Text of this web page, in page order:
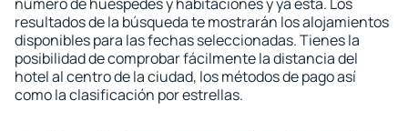
resultados de la búsqueda te mostrarán los alojamientos
disponibles para las fechas seleccionadas. Tienes la
posibilidad de comprobar fácilmente la distancia del
hotel al centro de la ciudad, los métodos de pago así
como la clasificación por estrellas.